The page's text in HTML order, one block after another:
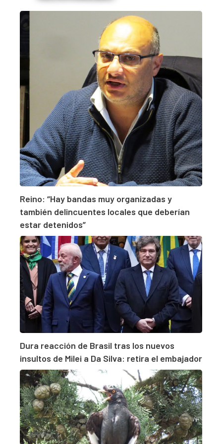
Reino: “Hay bandas muy organizadas y
también delincuentes locales que deberían
estar detenidos”
Dura reacción de Brasil tras los nuevos
insultos de Milei a Da Silva: retira el embajador